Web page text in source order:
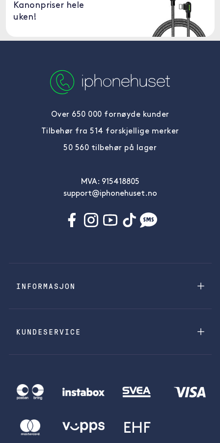
Kanonpriser hele
uken!
Over 650 000 fornøyde kunder
Tilbehør fra 514 forskjellige merker
50 560 tilbehør på lager
MVA: 915418805
support@iphonehuset.no
INFORMASJON
KUNDESERVICE